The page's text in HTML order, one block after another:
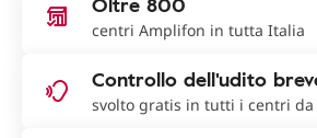
centri Amplifon in tutta Italia
Controllo dell'udito
svolto gratis in tutti i centri